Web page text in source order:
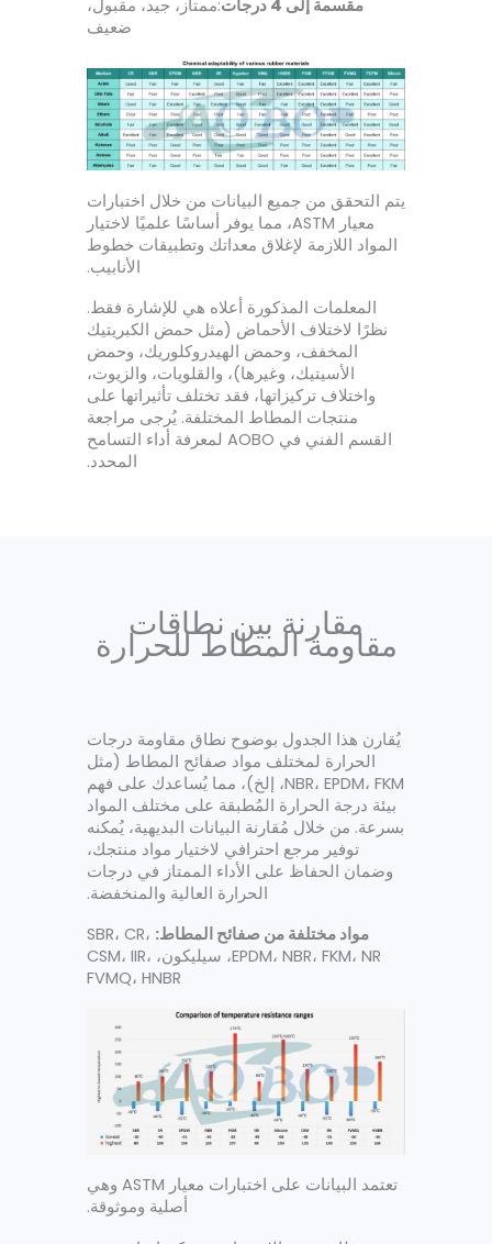
مقسمة إلى 4 درجات
:ممتاز، جيد، مقبول،
ضعيف
يتم التحقق من جميع البيانات من خلال اختبارات
معيار ASTM، مما يوفر أساسًا علميًا لاختيار
المواد اللازمة لإغلاق معداتك وتطبيقات خطوط
الأنابيب.
المعلمات المذكورة أعلاه هي للإشارة فقط.
نظرًا لاختلاف الأحماض (مثل حمض الكبريتيك
المخفف، وحمض الهيدروكلوريك، وحمض
الأسيتيك، وغيرها)، والقلويات، والزيوت،
واختلاف تركيزاتها، فقد تختلف تأثيراتها على
منتجات المطاط المختلفة. يُرجى مراجعة
القسم الفني في AOBO لمعرفة أداء التسامح
المحدد.
مقارنة بين نطاقات
مقاومة المطاط للحرارة
يُقارن هذا الجدول بوضوح نطاق مقاومة درجات
الحرارة لمختلف مواد صفائح المطاط (مثل
NBR، EPDM، FKM، إلخ)، مما يُساعدك على فهم
بيئة درجة الحرارة المُطبقة على مختلف المواد
بسرعة. من خلال مُقارنة البيانات البديهية، يُمكنه
توفير مرجع احترافي لاختيار مواد منتجك،
وضمان الحفاظ على الأداء الممتاز في درجات
الحرارة العالية والمنخفضة.
مواد مختلفة من صفائح المطاط: SBR، CR،
EPDM، NBR، FKM، NR، سيليكون، CSM، IIR،
FVMQ، HNBR
تعتمد البيانات على اختبارات معيار ASTM وهي
أصلية وموثوقة.